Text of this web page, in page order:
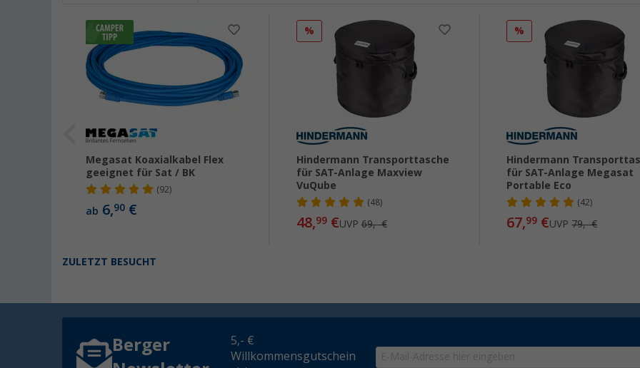
Megasat Koaxialkabel Flex
geeignet für Sat / BK
(92)
ab 6,90 €
%
Hindermann Transporttasche
für SAT-Anlage Maxview
VuQube
(48)
48,99€UVP 69,- €
%
Hindermann
für SAT-Anlage Megasat
Portable Eco
(42)
67,99 €UVP79,- €
ZULETZT BESUCHT
Berger
5,- €
Willkommensgutschein